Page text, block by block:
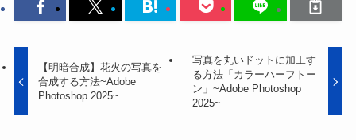
【明暗合成】花火の写真を
合成する方法~Adobe
Photoshop 2025~
写真を丸いドットに加工す
る方法「カラーハーフトー
ン」~Adobe Photoshop
2025~